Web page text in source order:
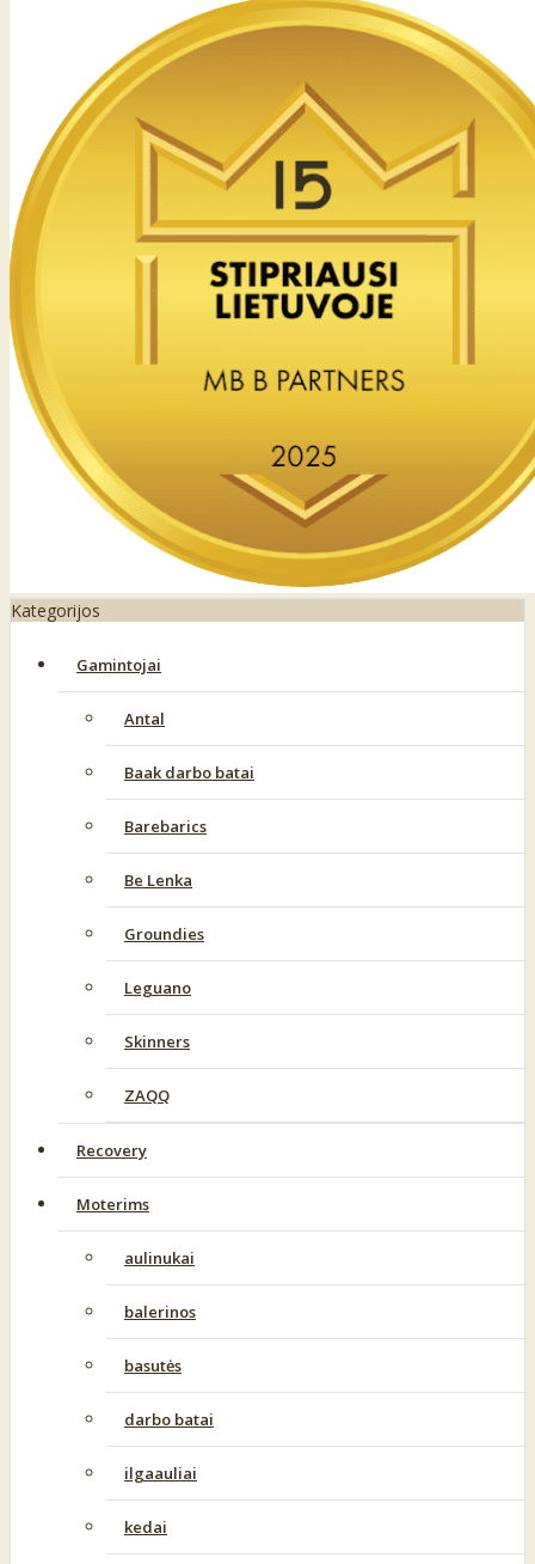
Kategorijos
Gamintojai
Antal
Baak darbo batai
Barebarics
Be Lenka
Groundies
Leguano
Skinners
ZAQQ
Recovery
Moterims
aulinukai
balerinos
basutės
darbo batai
ilgaauliai
kedai